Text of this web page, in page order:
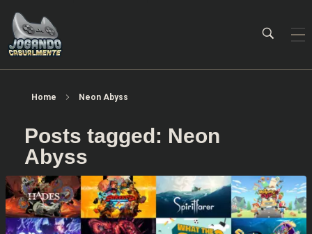
Home Neon Abyss
Posts tagged: Neon
Abyss